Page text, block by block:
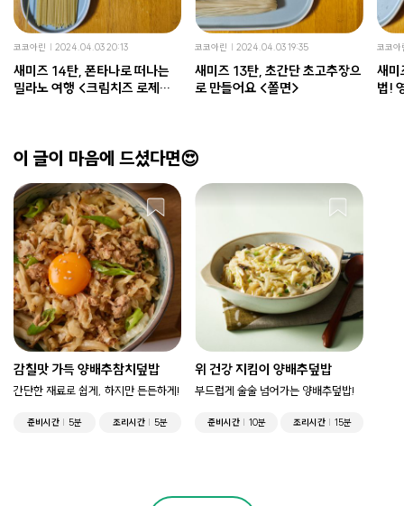
코코아린 2024.04.03 20:13
새미즈 14탄, 폰타나로 떠나는
밀라노 여행 <크림치즈 로제파
코코아린 2024.04.03 19:35
새미즈 13탄, 초간단 초고추장으
로 만들어요 <쫄면>
코코아
새미
법!
이 글이 마음에 드셨다면😍
감칠맛 가득 양배추참치덮밥
간단한 재료로 쉽게, 하지만 든든하게!
준비시간 5분 조리시간 5분
위 건강 지킴이 양배추덮밥
부드럽게 술술 넘어가는 양배추덮밥!
준비시간 10분 조리시간 15분